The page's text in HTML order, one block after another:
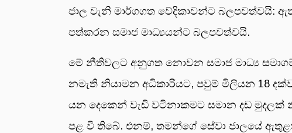
ජාල වැනි මාර්ගගත වේදිකාවන්ට බලපවත්වයි:
පත්කරන සමාජ මාධ්‍යයන්ට බලපවත්වයි.
මේ නීතිවලට අනුගත නොවන සමාජ මාධ්‍ය
නමැති නියාමන අධිකාරියට, පවුම් මිලියන 18
යන දෙකෙන් වැඩි වටිනාකමට සමාන දඩ
පළ වී තිබේ. එනම්, තමන්ගේ සේවා ජාලයේ